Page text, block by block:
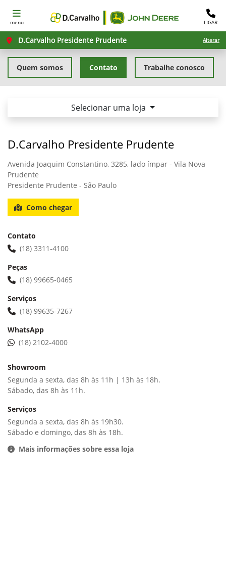
menu LIGAR
D.Carvalho Presidente Prudente Alterar
Quem somos Contato Trabalhe conosco
Selecionar uma loja
D.Carvalho Presidente Prudente
Avenida Joaquim Constantino, 3285, lado ímpar - Vila Nova
Prudente
Presidente Prudente - São Paulo
Como chegar
Contato
(18) 3311-4100
Peças
(18) 99665-0465
Serviços
(18) 99635-7267
WhatsApp
(18) 2102-4000
Showroom
Segunda a sexta, das 8h às 11h | 13h às 18h.
Sábado, das 8h às 11h.
Serviços
Segunda a sexta, das 8h às 19h30.
Sábado e domingo, das 8h às 18h.
Mais informações sobre essa loja